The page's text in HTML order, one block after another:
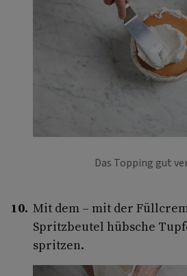
Das Topping gut
Mit dem – mit der
Spritzbeutel hübsche
spritzen.